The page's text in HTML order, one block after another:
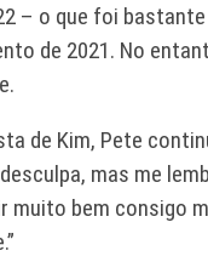
– o que foi
de 2021. No
de Kim, Pete
mas me
bem consigo